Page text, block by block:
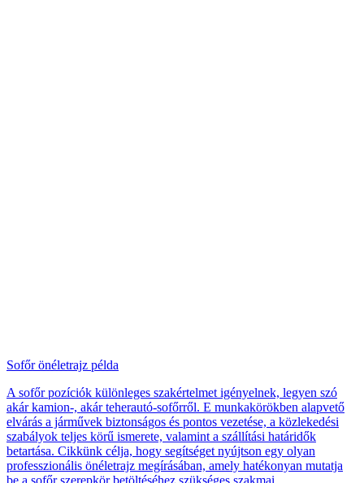
Sofőr önéletrajz példa
A sofőr pozíciók különleges szakértelmet igényelnek, legyen szó
akár kamion-, akár teherautó-sofőrről. E munkakörökben alapvető
elvárás a járművek biztonságos és pontos vezetése, a közlekedési
szabályok teljes körű ismerete, valamint a szállítási határidők
betartása. Cikkünk célja, hogy segítséget nyújtson egy olyan
professzionális önéletrajz megírásában, amely hatékonyan mutatja
be a sofőr szerepkör betöltéséhez szükséges szakmai